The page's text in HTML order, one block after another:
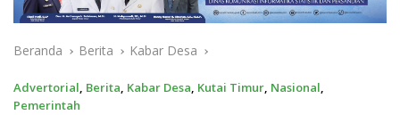
Beranda Berita Kabar Desa
Advertorial, Berita, Kabar Desa, Kutai Timur, Nasional,
Pemerintah